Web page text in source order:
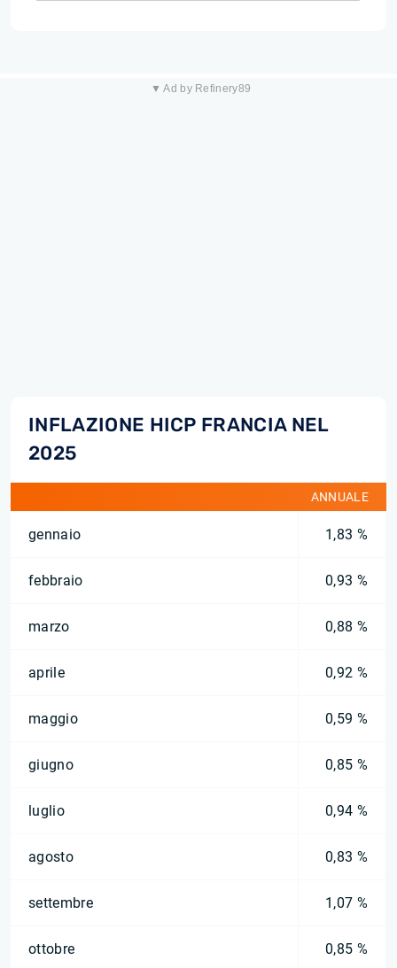
▼ Ad by Refinery89
INFLAZIONE HICP FRANCIA NEL
2025
ANNUALE
gennaio 1,83 %
febbraio 0,93 %
marzo 0,88 %
aprile 0,92 %
maggio 0,59 %
giugno 0,85 %
luglio 0,94 %
agosto 0,83 %
settembre 1,07 %
ottobre 0,85 %